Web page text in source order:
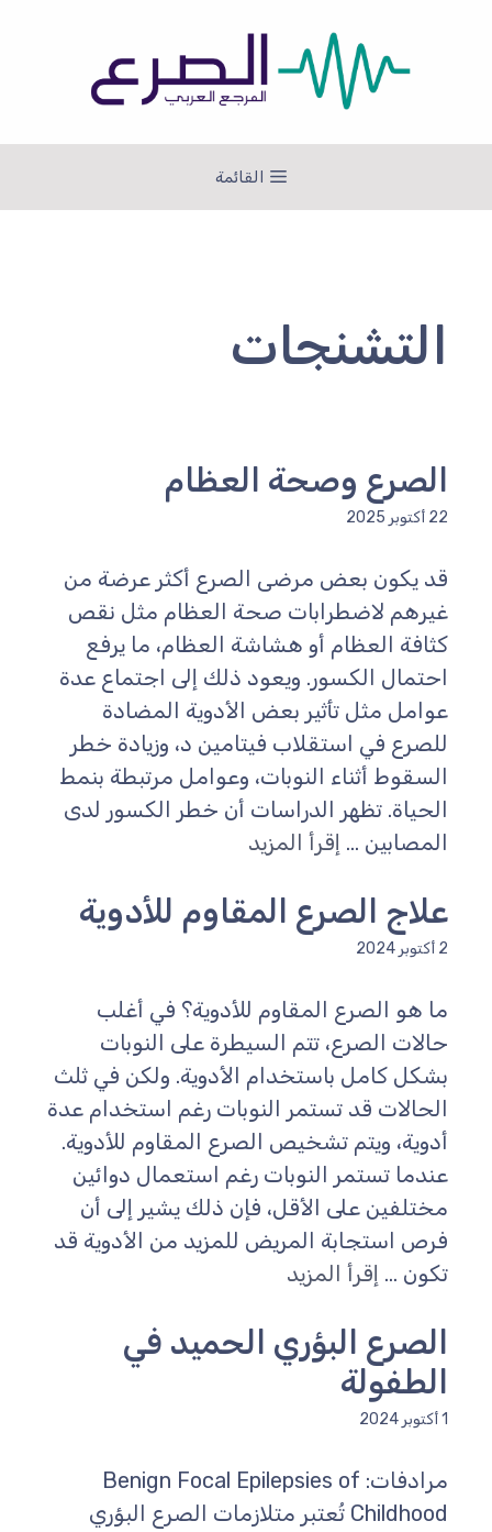
القائمة
التشنجات
الصرع وصحة العظام
22 أكتوبر 2025
قد يكون بعض مرضى الصرع أكثر عرضة من
غيرهم لاضطرابات صحة العظام مثل نقص
كثافة العظام أو هشاشة العظام، ما يرفع
احتمال الكسور. ويعود ذلك إلى اجتماع عدة
عوامل مثل تأثير بعض الأدوية المضادة
للصرع في استقلاب فيتامين د، وزيادة خطر
السقوط أثناء النوبات، وعوامل مرتبطة بنمط
الحياة. تظهر الدراسات أن خطر الكسور لدى
المصابين ... إقرأ المزيد
علاج الصرع المقاوم للأدوية
2 أكتوبر 2024
ما هو الصرع المقاوم للأدوية؟ في أغلب
حالات الصرع، تتم السيطرة على النوبات
بشكل كامل باستخدام الأدوية. ولكن في ثلث
الحالات قد تستمر النوبات رغم استخدام عدة
أدوية، ويتم تشخيص الصرع المقاوم للأدوية.
عندما تستمر النوبات رغم استعمال دوائين
مختلفين على الأقل، فإن ذلك يشير إلى أن
فرص استجابة المريض للمزيد من الأدوية قد
تكون ... إقرأ المزيد
الصرع البؤري الحميد في
الطفولة
1 أكتوبر 2024
مرادفات: Benign Focal Epilepsies of
Childhood تُعتبر متلازمات الصرع البؤري